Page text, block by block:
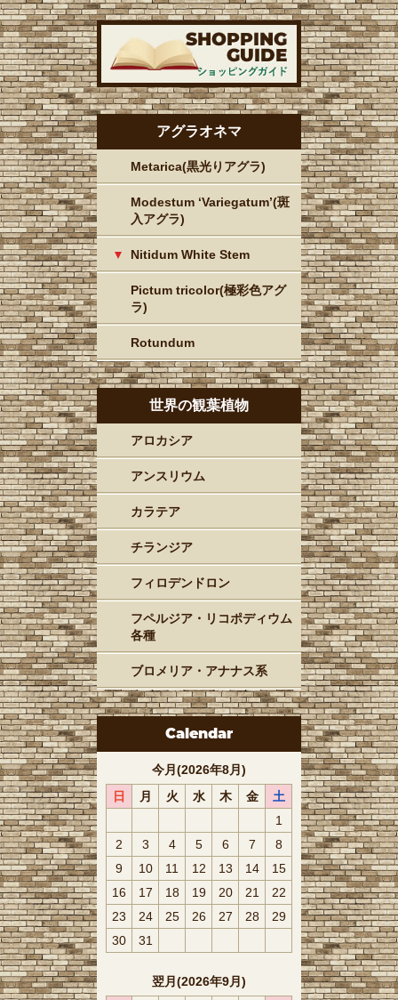
アグラオネマ
Metarica(黒光りアグラ)
Modestum ‘Variegatum’(斑
入アグラ)
Nitidum White Stem
Pictum tricolor(極彩色アグ
ラ)
Rotundum
世界の観葉植物
アロカシア
アンスリウム
カラテア
チランジア
フィロデンドロン
フペルジア・リコポディウム
各種
ブロメリア・アナナス系
Calendar
今月(2026年8月)
日
月 火 水 木 金
土
1
2
3 4 5 6 7
8
9
10 11 12 13 14
15
16
17 18 19 20 21
22
23
24 25 26 27 28
29
30
31
翌月(2026年9月)